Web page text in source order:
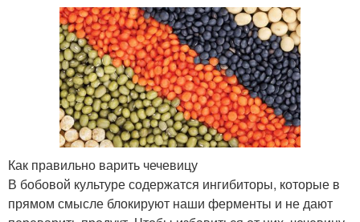
Как правильно варить чечевицу
В бобовой культуре содержатся ингибиторы, которые в
прямом смысле блокируют наши ферменты и не дают